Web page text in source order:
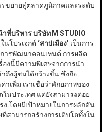
ขยายสู่ตลาดภูมิภาคและระดับ
ที่บริหาร บริษัท M STUDIO
นโปรเจกต์ ‘สาปเมือง’ เป็นการ
ารพัฒนาคอนเทนต์ การผลิต
งนี้มีความพิเศษจากการนำ
ถึงผู้ชมได้กว้างขึ้น ซึ่งถือ
าเพิ่ม เราเชื่อว่าศักยภาพของ
นประเทศ แต่ยังสามารถต่อย
ง โดยมีเป้าหมายในการผลักดัน
สามารถสร้างการเติบโตทั้งใน